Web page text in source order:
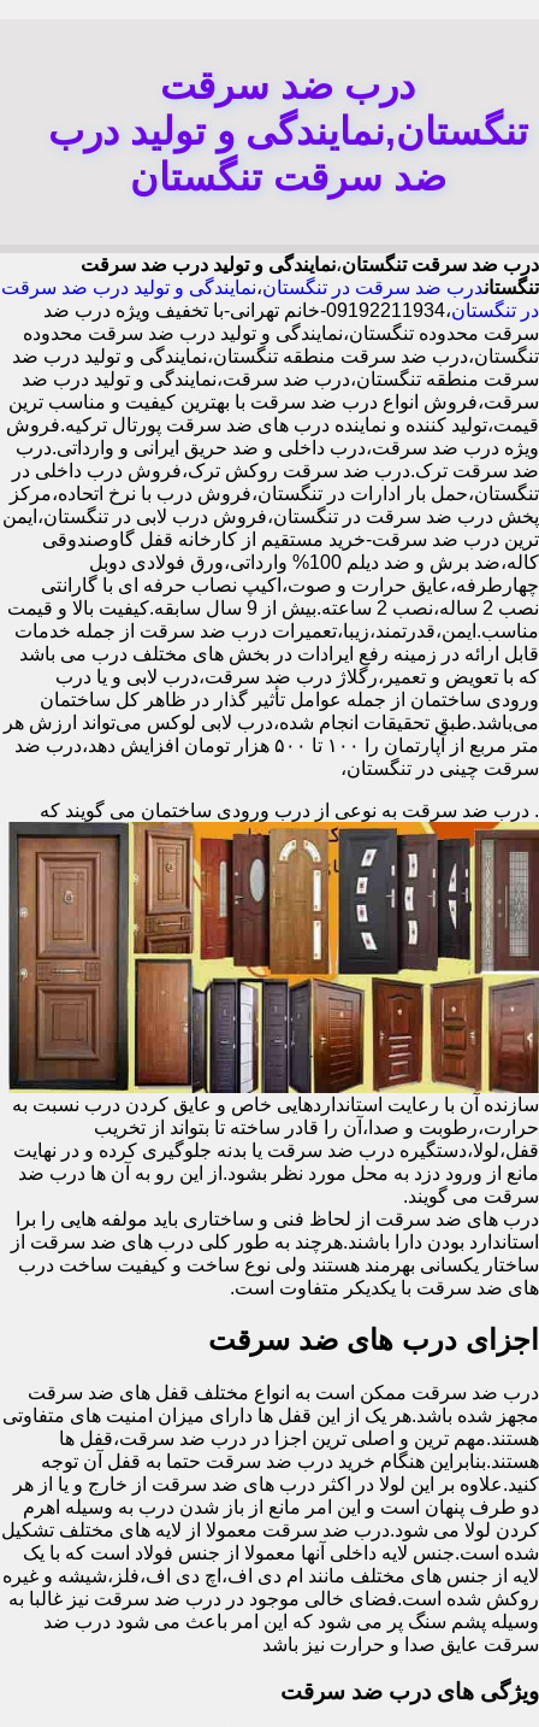
درب ضد سرقت
تنگستان,نمایندگی و تولید درب
ضد سرقت تنگستان
درب ضد سرقت تنگستان،نمایندگی و تولید درب ضد سرقت
تنگستاندرب ضد سرقت در تنگستان،نمایندگی و تولید درب ضد سرقت
در تنگستان
،09192211934-خانم تهرانی-با تخفیف ویژه درب ضد
سرقت محدوده تنگستان،نمایندگی و تولید درب ضد سرقت محدوده
تنگستان،درب ضد سرقت منطقه تنگستان،نمایندگی و تولید درب ضد
سرقت منطقه تنگستان،درب ضد سرقت،نمایندگی و تولید درب ضد
سرقت،فروش انواع درب ضد سرقت با بهترین کیفیت و مناسب ترین
قیمت،تولید کننده و نماینده درب های ضد سرقت پورتال ترکیه.فروش
ویژه درب ضد سرقت،درب داخلی و ضد حریق ایرانی و وارداتی.درب
ضد سرقت ترک.درب ضد سرقت روکش ترک،فروش درب داخلی در
تنگستان،حمل بار ادارات در تنگستان،فروش درب با نرخ اتحاده،مرکز
پخش درب ضد سرقت در تنگستان،فروش درب لابی در تنگستان،ایمن
ترین درب ضد سرقت-خرید مستقیم از کارخانه قفل گاوصندوقی
کاله،ضد برش و ضد دیلم 100% وارداتی،ورق فولادی دوبل
چهارطرفه،عایق حرارت و صوت،اکیپ نصاب حرفه ای با گارانتی
نصب 2 ساله،نصب 2 ساعته.بیش از 9 سال سابقه.کیفیت بالا و قیمت
مناسب.ایمن،قدرتمند،زیبا،تعمیرات درب ضد سرقت از جمله خدمات
قابل ارائه در زمینه رفع ایرادات در بخش های مختلف درب می باشد
که با تعویض و تعمیر،رگلاژ درب ضد سرقت،درب لابی و یا درب
ورودی ساختمان از جمله عوامل تأثیر گذار در ظاهر کل ساختمان
می‌باشد.طبق تحقیقات انجام شده،درب لابی لوکس می‌تواند ارزش هر
متر مربع از آپارتمان را ۱۰۰ تا ۵۰۰ هزار تومان افزایش دهد،درب ضد
سرقت چینی در تنگستان،
. درب ضد سرقت به نوعی از درب ورودی ساختمان می گویند که
سازنده آن با رعایت استانداردهایی خاص و عایق کردن درب نسبت به
حرارت،رطوبت و صدا،آن را قادر ساخته تا بتواند از تخریب
قفل،لولا،دستگیره درب ضد سرقت یا بدنه جلوگیری کرده و در نهایت
مانع از ورود دزد به محل مورد نظر بشود.از این رو به آن ها درب ضد
سرقت می گویند.
درب های ضد سرقت از لحاظ فنی و ساختاری باید مولفه هایی را برا
استاندارد بودن دارا باشند.هرچند به طور کلی درب های ضد سرقت از
ساختار یکسانی بهرمند هستند ولی نوع ساخت و کیفیت ساخت درب
های ضد سرقت با یکدیکر متفاوت است.
اجزای درب های ضد سرقت
درب ضد سرقت ممکن است به انواع مختلف قفل های ضد سرقت
مجهز شده باشد.هر یک از این قفل ها دارای میزان امنیت های متفاوتی
هستند.مهم ترین و اصلی ترین اجزا در درب ضد سرقت،قفل ها
هستند.بنابراین هنگام خرید درب ضد سرقت حتما به قفل آن توجه
کنید.علاوه بر این لولا در اکثر درب های ضد سرقت از خارج و یا از هر
دو طرف پنهان است و این امر مانع از باز شدن درب به وسیله اهرم
کردن لولا می شود.درب ضد سرقت معمولا از لایه های مختلف تشکیل
شده است.جنس لایه داخلی آنها معمولا از جنس فولاد است که با یک
لایه از جنس های مختلف مانند ام دی اف،اچ دی اف،فلز،شیشه و غیره
روکش شده است.فضای خالی موجود در درب ضد سرقت نیز غالبا به
وسیله پشم سنگ پر می شود که این امر باعث می شود درب ضد
سرقت عایق صدا و حرارت نیز باشد
ویژگی های درب ضد سرقت